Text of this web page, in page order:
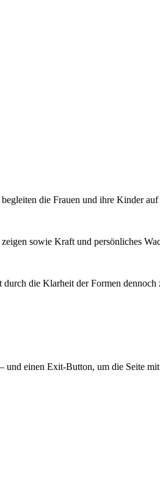
die Frauen und ihre Kinder
sowie Kraft und persönliches
die Klarheit der Formen dennoch
einen Exit-Button, um die Seite